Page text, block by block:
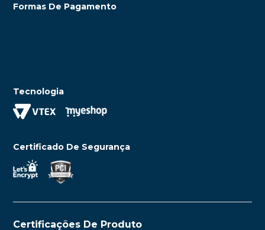
Formas De Pagamento
Tecnologia
Certificado De Segurança
Certificações De Produto